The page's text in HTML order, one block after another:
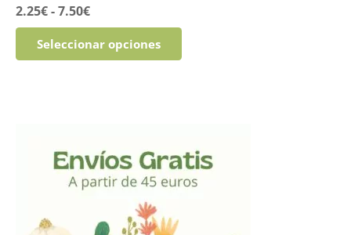
2.25€ - 7.50€Rango
de
precios:
desde
Seleccionar opciones
se
pueden
elegir